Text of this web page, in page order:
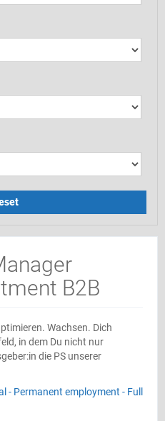
B2B
Wachsen. Dich
in dem Du nicht nur
die PS unserer
- Permanent employment - Full